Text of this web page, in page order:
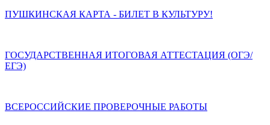
ПУШКИНСКАЯ КАРТА - БИЛЕТ В КУЛЬТУРУ!
ГОСУДАРСТВЕННАЯ ИТОГОВАЯ АТТЕСТАЦИЯ (ОГЭ/
ЕГЭ)
ВСЕРОССИЙСКИЕ ПРОВЕРОЧНЫЕ РАБОТЫ